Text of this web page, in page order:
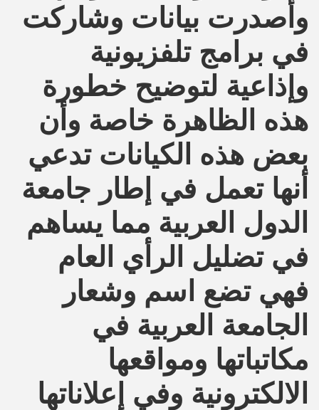
وأصدرت بيانات وشاركت
في برامج تلفزيونية
وإذاعية لتوضيح خطورة
هذه الظاهرة خاصة وأن
بعض هذه الكيانات تدعي
أنها تعمل في إطار جامعة
الدول العربية مما يساهم
في تضليل الرأي العام
فهي تضع اسم وشعار
الجامعة العربية في
مكاتباتها ومواقعها
الالكترونية وفي إعلاناتها